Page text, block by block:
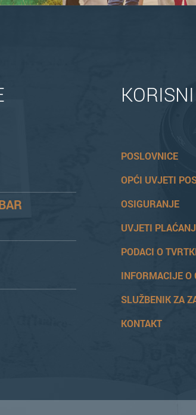
POSLOVNICE
OPĆI UVJETI
OSIGURANJE
UVJETI
PODACI O
INFORMACIJE O
SLUŽBENIK ZA
KONTAKT